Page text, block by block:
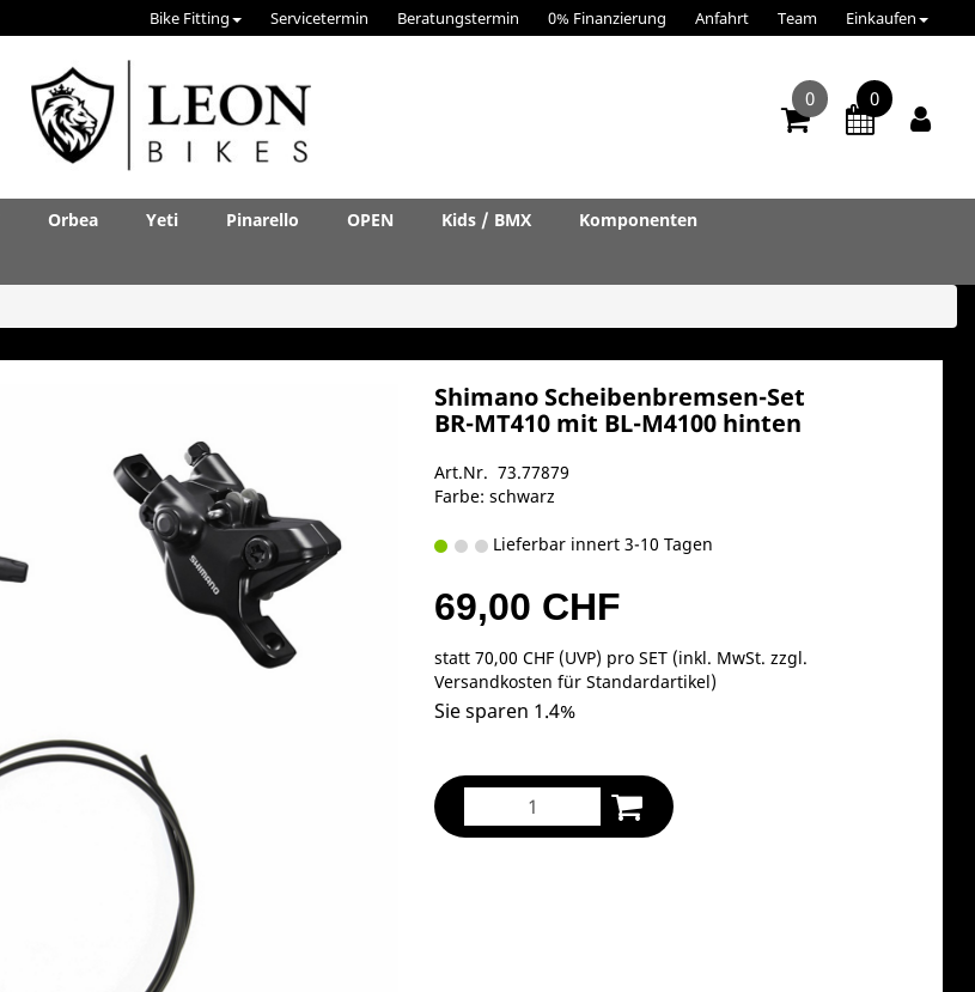
Bike Fitting Servicetermin Beratungstermin 0% Finanzierung Anfahrt Team Einkaufen
0 0
Orbea Yeti Pinarello OPEN Kids / BMX
Komponenten
Shimano Scheibenbremsen-Set
BR-MT410 mit BL-M4100 hinten
Art.Nr. 73.77879
Farbe: schwarz
Lieferbar innert 3-10 Tagen
69,00 CHF
statt70,00 CHF (UVP) pro SET (inkl. MwSt. zzgl.
Versandkosten für Standardartikel)
Sie sparen 1.4%